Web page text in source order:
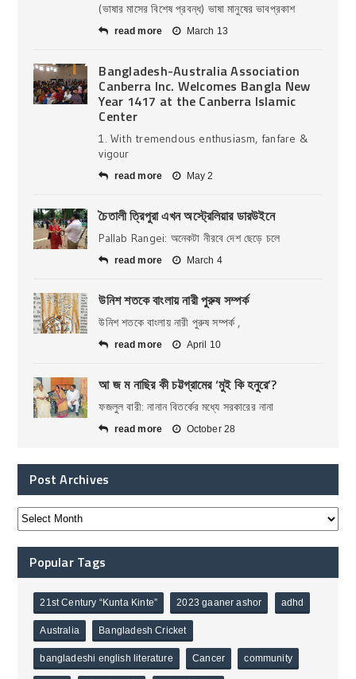
(ভাষার মাসের বিশেষ প্রবন্ধ) ভাষা মানুষের ভাবপ্রকাশ
read more March 13
Bangladesh-Australia Association
Canberra Inc. Welcomes Bangla New
Year 1417 at the Canberra Islamic
Center
1. With tremendous enthusiasm, fanfare &
vigour
read more May 2
চৈতালী ত্রিপুরা এখন অস্ট্রেলিয়ার ডারউইনে
Pallab Rangei: অনেকটা নীরবে দেশ ছেড়ে চলে
read more March 4
উনিশ শতকে বাংলায় নারী পুরুষ সম্পর্ক
উনিশ শতকে বাংলায় নারী পুরুষ সম্পর্ক ,
read more April 10
আ জ ম নাছির কী চট্টগ্রামের ‘মুই কি হনুরে’?
ফজলুল বারী: নানান বিতর্কের মধ্যে সরকারের নানা
read more October 28
Post Archives
Popular Tags
21st Century “Kunta Kinte” 2023 gaaner ashor adhd
Australia Bangladesh Cricket
bangladeshi english literature Cancer community